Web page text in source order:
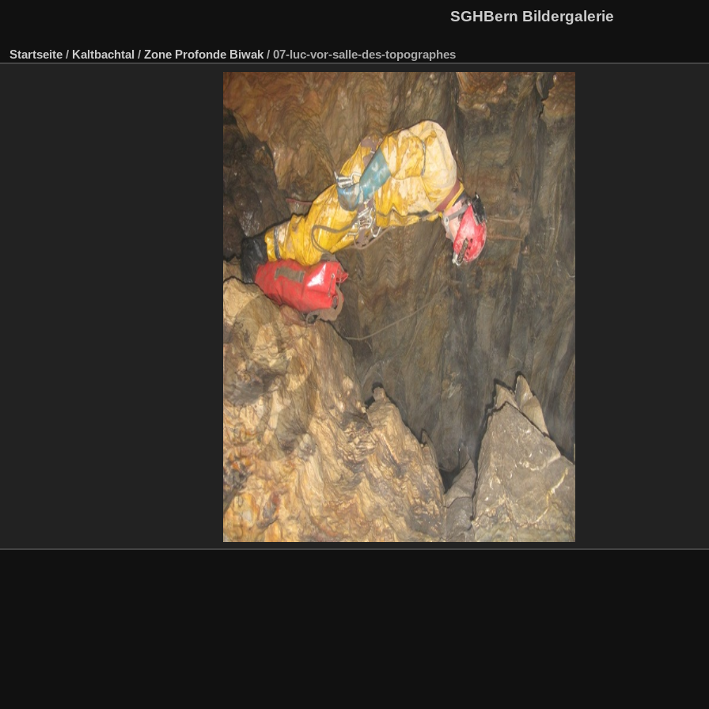
SGHBern Bildergalerie
Startseite / Kaltbachtal / Zone Profonde Biwak / 07-luc-vor-salle-des-topographes